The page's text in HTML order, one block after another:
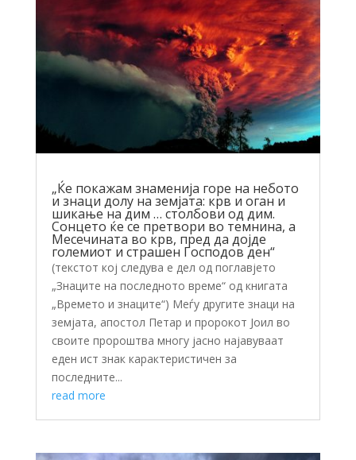
„Ќе покажам знаменија горе на небото
и знаци долу на земјата: крв и оган и
шикање на дим … столбови од дим.
Сонцето ќе се претвори во темнина, а
Месечината во крв, пред да дојде
големиот и страшен Господов ден“
(текстот кој следува е дел од поглавјето
„Знаците на последното време“ од книгата
„Времето и знаците“) Меѓу другите знаци на
земјата, апостол Петар и пророкот Јоил во
своите пророштва многу јасно најавуваат
еден ист знак карактеристичен за
последните...
read more